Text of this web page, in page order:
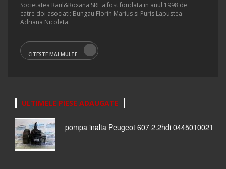
Societatea Raul&Roxana SRL a fost fondata in anul 1998 de
catre doi asociati: Bungau Florin Marius si Puris Lapustea
Adriana Nicoleta.
CITESTE MAI MULTE
ULTIMELE PIESE ADAUGATE
pompa inalta Peugeot 607 2.2hdi 0445010021